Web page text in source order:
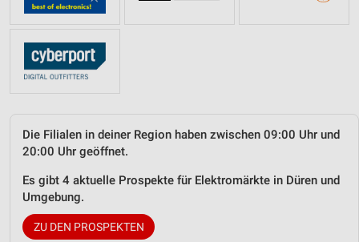
Die Filialen in deiner Region haben zwischen 09:00 Uhr und
20:00 Uhr geöffnet.
Es gibt 4 aktuelle Prospekte für Elektromärkte in Düren und
Umgebung.
ZU DEN PROSPEKTEN